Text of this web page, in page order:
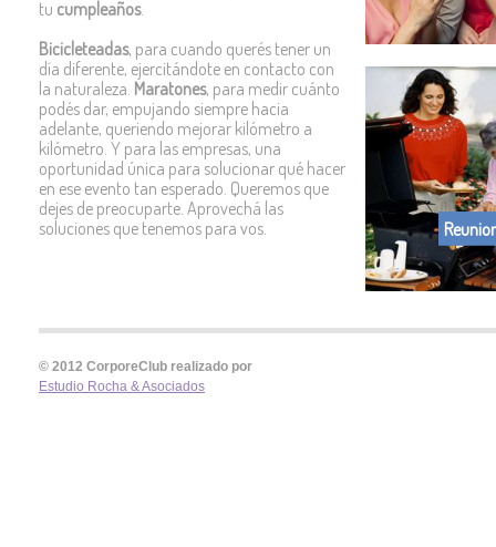
tu cumpleaños.
Bicicleteadas, para cuando querés tener un
día diferente, ejercitándote en contacto con
la naturaleza. Maratones, para medir cuánto
podés dar, empujando siempre hacia
adelante, queriendo mejorar kilómetro a
kilómetro. Y para las empresas, una
oportunidad única para solucionar qué hacer
en ese evento tan esperado. Queremos que
dejes de preocuparte. Aprovechá las
soluciones que tenemos para vos.
© 2012 CorporeClub realizado por
Estudio Rocha & Asociados